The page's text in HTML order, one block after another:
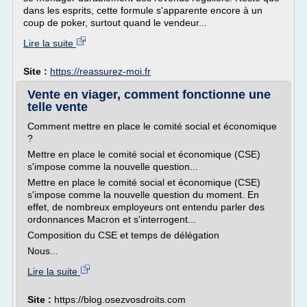
dans les esprits, cette formule s'apparente encore à un
coup de poker, surtout quand le vendeur...
Lire la suite
Site : https://reassurez-moi.fr
Vente en viager, comment fonctionne une
telle vente
Comment mettre en place le comité social et économique
?
Mettre en place le comité social et économique (CSE)
s'impose comme la nouvelle question...
Mettre en place le comité social et économique (CSE)
s'impose comme la nouvelle question du moment. En
effet, de nombreux employeurs ont entendu parler des
ordonnances Macron et s'interrogent...
Composition du CSE et temps de délégation
Nous...
Lire la suite
Site : https://blog.osezvosdroits.com